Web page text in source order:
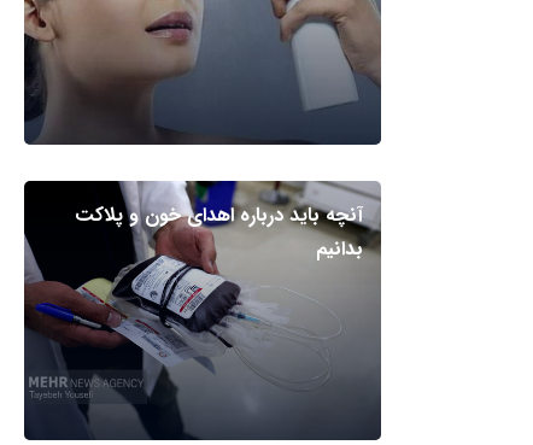
آنچه باید درباره اهدای خون و پلاکت
بدانیم